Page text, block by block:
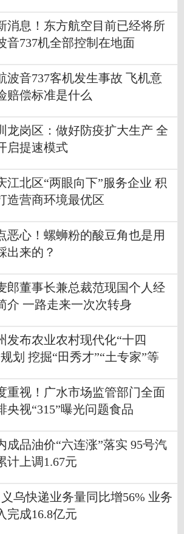
消息！东方航空目前已经将所
音737机全部控制在地面
波音737客机发生事故 飞机意
赔偿标准是什么
龙岗区：做好防疫扩大生产 全
启提速模式
江北区“两眼向下”服务企业 积
造营商环境最优区
恶心！螺蛳粉的酸豆角也是用
出来的？
郎董事长兼总裁范现国个人经
介 一路走来一次次转身
发布农业农村现代化“十四
划 挖掘“田秀才”“土专家”等
重视！广水市场监管部门全面
央视“315”曝光问题食品
成品油价“六连涨”落实 95号汽
计上调1.67元
乌快递业务量同比增56% 业务
完成16.8亿元